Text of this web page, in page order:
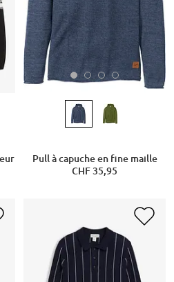
Pull à capuche en fine maille
CHF 35,95